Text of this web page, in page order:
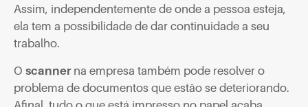
Assim, independentemente de onde a pessoa esteja,
ela tem a possibilidade de dar continuidade a seu
trabalho.
O scannerna empresa também pode resolver o
problema de documentos que estão se deteriorando.